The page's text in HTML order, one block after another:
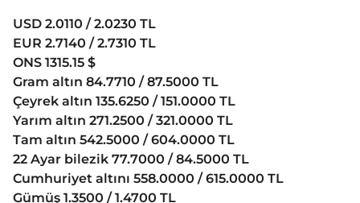
USD 2.0110 / 2.0230 TL
EUR 2.7140 / 2.7310 TL
ONS 1315.15 $
Gram altın 84.7710 / 87.5000 TL
Çeyrek altın 135.6250 / 151.0000 TL
Yarım altın 271.2500 / 321.0000 TL
Tam altın 542.5000 / 604.0000 TL
22 Ayar bilezik 77.7000 / 84.5000 TL
Cumhuriyet altını 558.0000 / 615.0000 TL
Gümüş 1.3500 / 1.4700 TL